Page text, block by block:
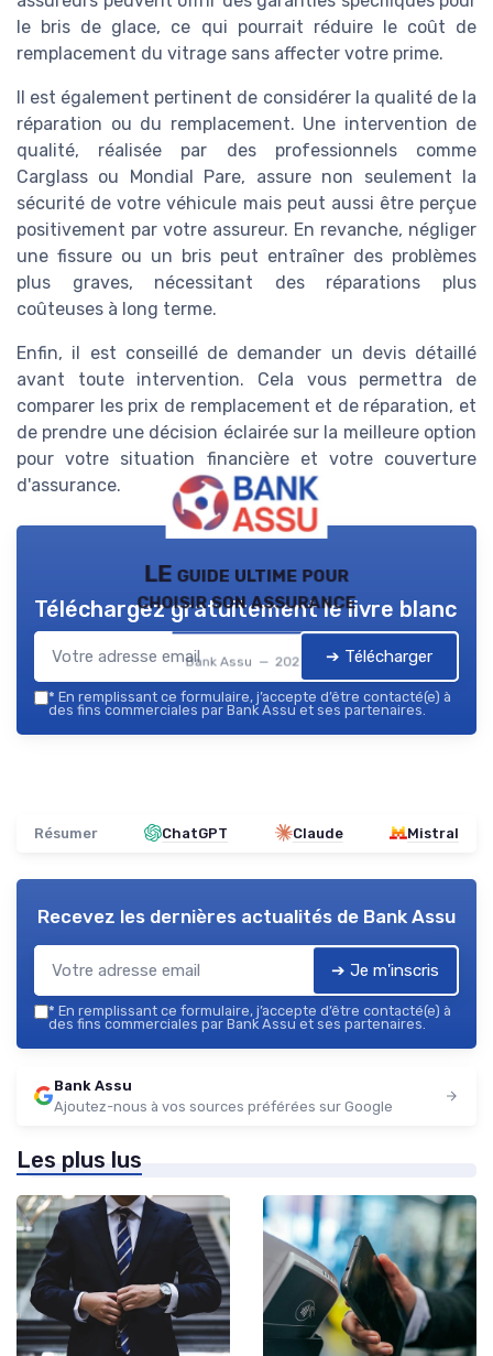
le bris de glace, ce qui pourrait réduire le coût de
remplacement du vitrage sans affecter votre prime.
Il est également pertinent de considérer la qualité de la
réparation ou du remplacement. Une intervention de
qualité, réalisée par des professionnels comme
Carglass ou Mondial Pare, assure non seulement la
sécurité de votre véhicule mais peut aussi être perçue
positivement par votre assureur. En revanche, négliger
une fissure ou un bris peut entraîner des problèmes
plus graves, nécessitant des réparations plus
coûteuses à long terme.
Enfin, il est conseillé de demander un devis détaillé
avant toute intervention. Cela vous permettra de
comparer les prix de remplacement et de réparation, et
de prendre une décision éclairée sur la meilleure option
pour votre situation financière et votre couverture
d'assurance.
LE guide ultime pour
choisir son assurance
Bank Assu — 2026
Téléchargez gratuitement le livre blanc
➔ Télécharger
* En remplissant ce formulaire, j’accepte d’être contacté(e) à
des fins commerciales par Bank Assu et ses partenaires.
Résumer ChatGPT Claude Mistral
Recevez les dernières actualités de Bank Assu
➔ Je m'inscris
* En remplissant ce formulaire, j’accepte d’être contacté(e) à
des fins commerciales par Bank Assu et ses partenaires.
Bank Assu
Ajoutez-nous à vos sources préférées sur Google
Les plus lus